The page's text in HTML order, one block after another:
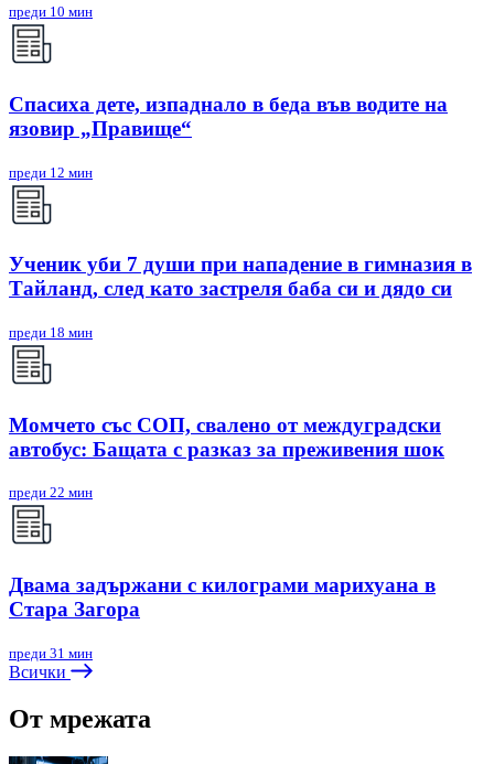
преди 10 мин
Спасиха дете, изпаднало в беда във водите на
язовир „Правище“
преди 12 мин
Ученик уби 7 души при нападение в гимназия в
Тайланд, след като застреля баба си и дядо си
преди 18 мин
Mомчето със СОП, свалено от междуградски
автобус: Бащата с разказ за преживения шок
преди 22 мин
Двама задържани с килограми марихуана в
Стара Загора
преди 31 мин
Всички
От мрежата